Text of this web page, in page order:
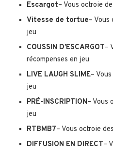
Escargot– Vous octroie
Vitesse de tortue– Vous
jeu
COUSSIN D’ESCARGOT–
récompenses en jeu
LIVE LAUGH SLIME–
jeu
PRÉ-INSCRIPTION– Vous
jeu
RTBMB7– Vous octroie
DIFFUSION EN DIRECT–